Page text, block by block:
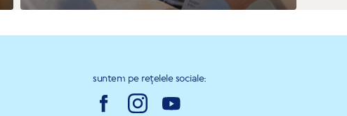
suntem pe rețelele sociale: